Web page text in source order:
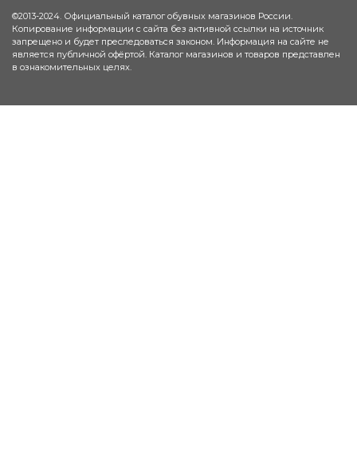
©2013-2024. Официальный каталог обувных магазинов России.
Копирование информации с сайта без активной ссылки на источник
запрещено и будет преследоваться законом. Информация на сайте не
является публичной офёртой. Каталог магазинов и товаров представлен
в ознакомительных целях.